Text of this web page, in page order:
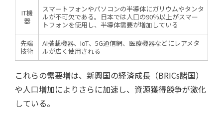
IT機
器
スマートフォンやパソコンの半導体にガリウムやタンタ
ルが不可欠である。日本では人口の90％以上がスマー
トフォンを使用し、半導体需要が増加している
先端
技術
AI搭載機器、IoT、5G通信網、医療機器などにレアメタ
ルが広く使用される
これらの需要増は、新興国の経済成長（BRICs諸国）
や人口増加によりさらに加速し、資源獲得競争が激化
している。